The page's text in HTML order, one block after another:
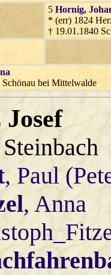
5 Hornig,
* (err) 1824
† 19.01.1840
bei Mittelwalde
, Paul
, Anna